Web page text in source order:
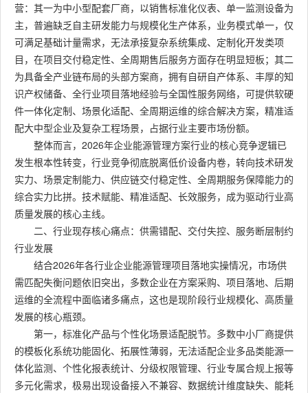
营：其一为中小型配套厂商，以销售标准化仪表、单一监测设备为
主，普遍缺乏自主研发能力与规模化生产体系，业务模式单一，仅
可满足基础计量需求，无法承接复杂系统集成、定制化开发类项
目，在项目交付稳定性、全周期售后服务方面存在明显短板；其二
为具备全产业链布局的头部方案商，拥有自研自产体系、丰厚的知
识产权储备、全行业项目落地经验与全国性服务网络，可提供软硬
件一体化定制、场景化适配、全周期运维的综合解决方案，精准适
配大中型企业及复杂工程场景，占据行业主要市场份额。
整体而言，2026年企业能源管理方案行业的核心竞争逻辑已
发生根本性转变，行业竞争彻底脱离低价设备内卷，转向技术研发
实力、场景定制能力、供应链交付稳定性、全周期服务保障能力的
综合实力比拼。技术赋能、精准适配、长效服务，成为驱动行业高
质量发展的核心主线。
二、行业现存核心痛点：供需错配、交付失控、服务断层制约
行业发展
结合2026年各行业企业能源管理项目落地实操情况，市场供
需匹配失衡问题依旧突出，多数企业在方案采购、项目落地、后期
运维的全流程中面临诸多痛点，这也是现阶段行业规模化、高质量
发展的核心瓶颈。
第一，标准化产品与个性化场景适配脱节。多数中小厂商提供
的模板化系统功能固化、拓展性薄弱，无法适配企业多品类能源一
体化监测、个性化报表统计、分级权限管理、行业专属合规上报等
多元化需求，极易出现设备接入不兼容、数据统计维度缺失、能耗